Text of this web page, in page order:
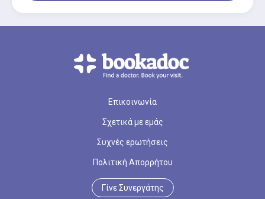
Επικοινωνία
Σχετικά με εμάς
Συχνές ερωτήσεις
Πολιτική Απορρήτου
Γίνε Συνεργάτης